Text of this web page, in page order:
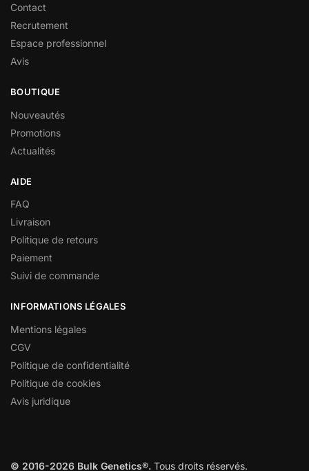
Contact
Recrutement
Espace professionnel
Avis
BOUTIQUE
Nouveautés
Promotions
Actualités
AIDE
FAQ
Livraison
Politique de retours
Paiement
Suivi de commande
INFORMATIONS LÉGALES
Mentions légales
CGV
Politique de confidentialité
Politique de cookies
Avis juridique
© 2016-2026 Bulk Genetics®. Tous droits réservés.